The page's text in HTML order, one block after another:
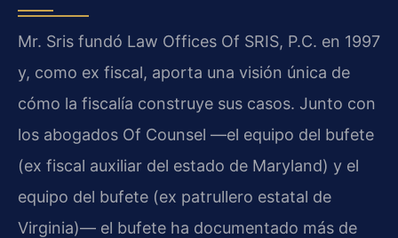
Mr. Sris fundó Law Offices Of SRIS, P.C. en 1997
y, como ex fiscal, aporta una visión única de
cómo la fiscalía construye sus casos. Junto con
los abogados Of Counsel —el equipo del bufete
(ex fiscal auxiliar del estado de Maryland) y el
equipo del bufete (ex patrullero estatal de
Virginia)— el bufete ha documentado más de